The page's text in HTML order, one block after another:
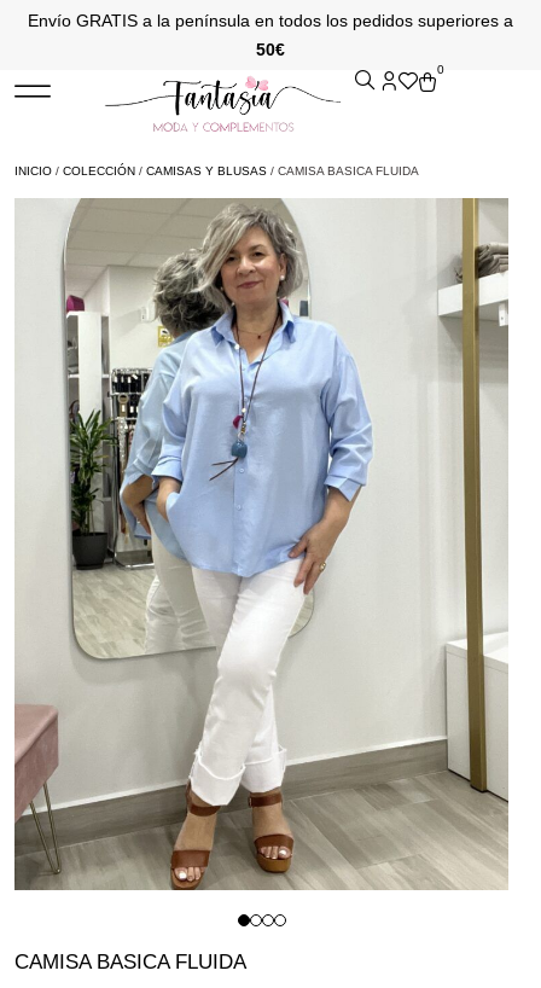
Envío GRATIS a la península en todos los pedidos superiores a
50€
0
INICIO / COLECCIÓN / CAMISAS Y BLUSAS / CAMISA BASICA FLUIDA
CAMISA BASICA FLUIDA